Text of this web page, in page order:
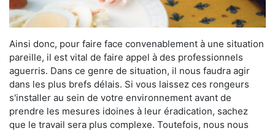
Ainsi donc, pour faire face convenablement à une situation
pareille, il est vital de faire appel à des professionnels
aguerris. Dans ce genre de situation, il nous faudra agir
dans les plus brefs délais. Si vous laissez ces rongeurs
s'installer au sein de votre environnement avant de
prendre les mesures idoines à leur éradication, sachez
que le travail sera plus complexe. Toutefois, nous nous